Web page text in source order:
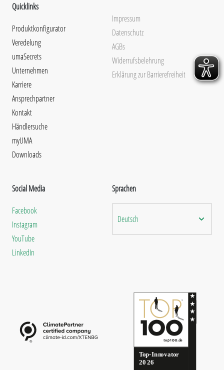
Quicklinks
Produktkonfigurator
Veredelung
umaSecrets
Unternehmen
Karriere
Ansprechpartner
Kontakt
Händlersuche
myUMA
Downloads
Impressum
Datenschutz
AGBs
Widerrufsbelehrung
Erklärung zur Barrierefreiheit
Social Media
Facebook
Instagram
YouTube
LinkedIn
Sprachen
Deutsch